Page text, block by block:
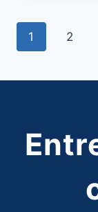
1 2